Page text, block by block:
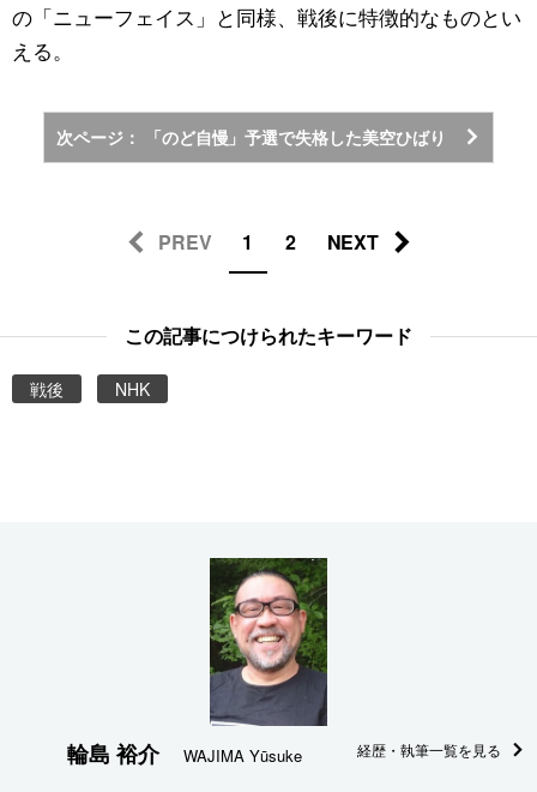
の「ニューフェイス」と同様、戦後に特徴的なものとい
える。
次ページ： 「のど自慢」予選で失格した美空ひばり
PREV 1 2 NEXT
この記事につけられたキーワード
戦後 NHK
輪島 裕介 WAJIMA Yūsuke 経歴・執筆一覧を見る